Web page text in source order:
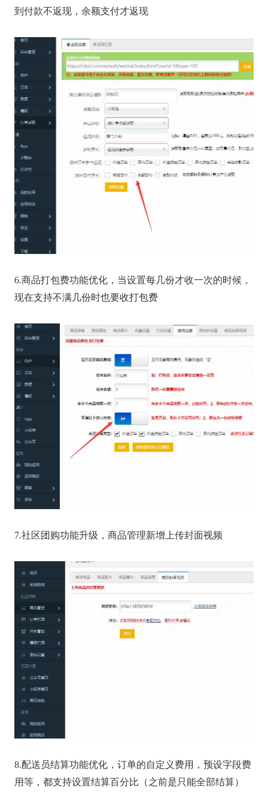
到付款不返现，余额支付才返现
6.商品打包费功能优化，当设置每几份才收一次的时候，
现在支持不满几份时也要收打包费
7.社区团购功能升级，商品管理新增上传封面视频
8.配送员结算功能优化，订单的自定义费用，预设字段费
用等，都支持设置结算百分比（之前是只能全部结算）